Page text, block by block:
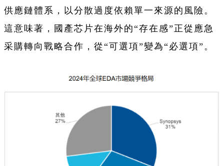
供應鏈體系，以分散過度依賴單一來源的風險。
這意味著，國產芯片在海外的“存在感”正從應急
采購轉向戰略合作，從“可選項”變為“必選項”。